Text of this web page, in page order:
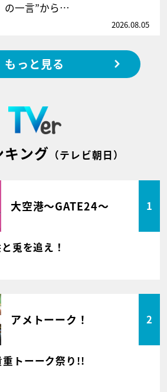
の一言”から…
2026.08.05
もっと見る
ング （テレビ朝日）
大空港～GATE24～ 1
兎を追え！
アメトーーク！ 2
トーーク祭り!!